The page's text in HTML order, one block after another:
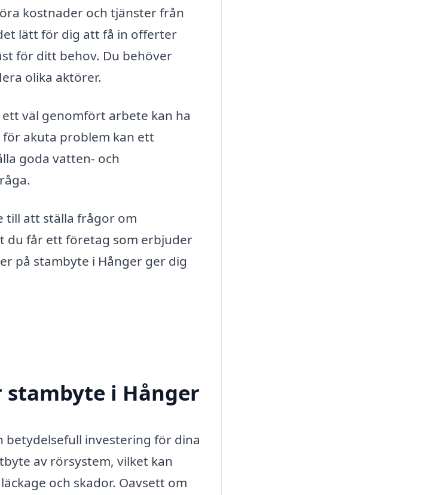
kostnader och tjänster från
lätt för dig att få in offerter
för ditt behov. Du behöver
olika aktörer.
väl genomfört arbete kan ha
akuta problem kan ett
goda vatten- och
till att ställa frågor om
du får ett företag som erbjuder
på stambyte i Hånger ger dig
i Hånger
investering för dina
av rörsystem, vilket kan
och skador. Oavsett om